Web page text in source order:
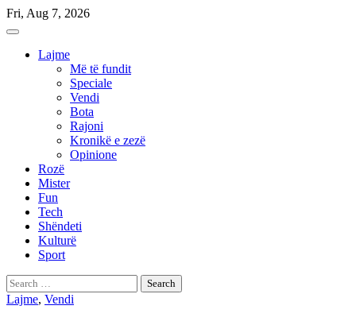
Skip
to
Fri, Aug 7, 2026
Lajme
Më të fundit
Speciale
Vendi
Bota
Rajoni
Kronikë e zezë
Opinione
Rozë
Mister
Fun
Tech
Shëndeti
Kulturë
Sport
Search
for:
Lajme, Vendi